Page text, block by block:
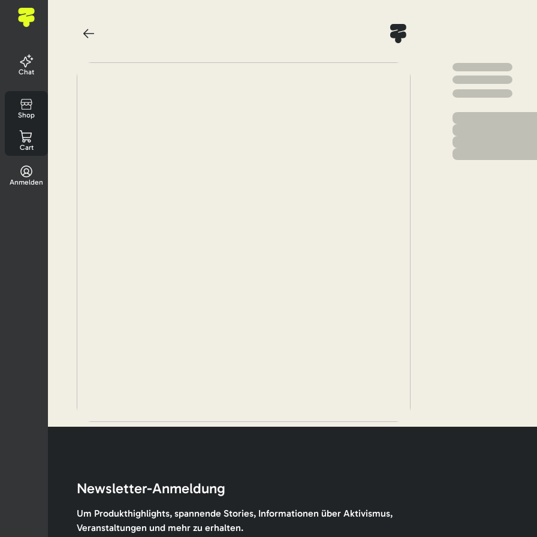
Chat
Shop
Cart
Anmelden
Newsletter-Anmeldung
Um Produkthighlights, spannende Stories, Informationen über Aktivismus,
Veranstaltungen und mehr zu erhalten.